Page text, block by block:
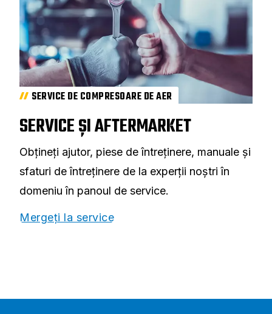
SERVICE DE COMPRESOARE DE AER
SERVICE ȘI AFTERMARKET
Obțineți ajutor, piese de întreținere, manuale și
sfaturi de întreținere de la experții noștri în
domeniu în panoul de service.
Mergeți la service